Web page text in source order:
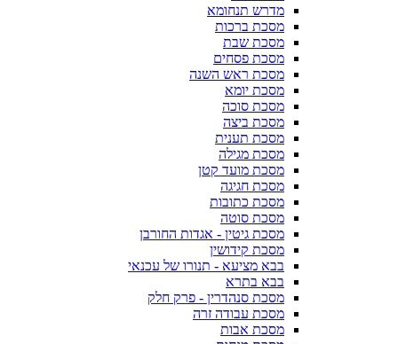
מדרש תנחומא
מסכת ברכות
מסכת שבת
מסכת פסחים
מסכת ראש השנה
מסכת יומא
מסכת סוכה
מסכת ביצה
מסכת תענית
מסכת מגילה
מסכת מועד קטן
מסכת חגיגה
מסכת כתובות
מסכת סוטה
מסכת גיטין - אגדות החורבן
מסכת קידושין
בבא מציעא - תנורו של עכנאי
בבא בתרא
מסכת סנהדרין - פרק חלק
מסכת עבודה זרה
מסכת אבות